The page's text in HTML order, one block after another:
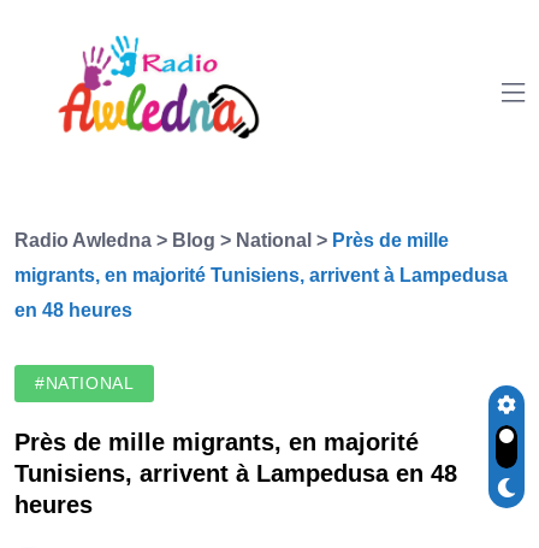
Radio Awledna > Blog > National > Près de mille
migrants, en majorité Tunisiens, arrivent à Lampedusa
en 48 heures
#NATIONAL
Près de mille migrants, en majorité
Tunisiens, arrivent à Lampedusa en 48
heures